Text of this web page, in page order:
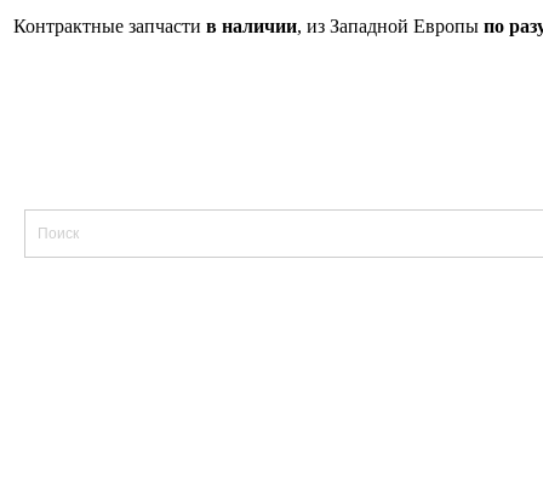
Контрактные запчасти в наличии, из Западной Европы по